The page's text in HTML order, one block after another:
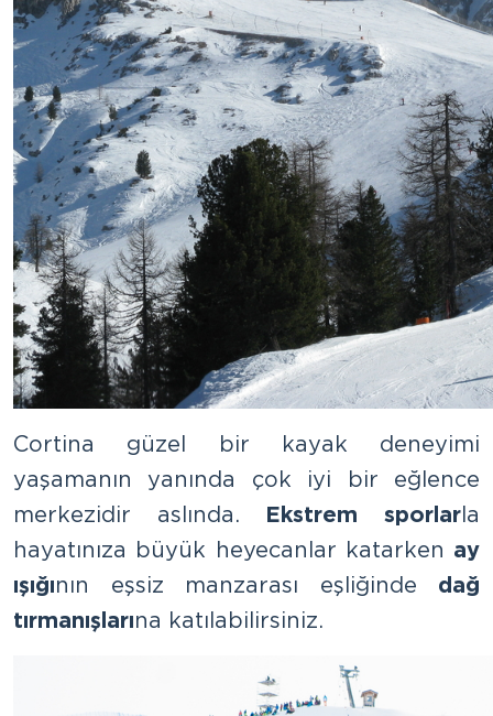
Cortina güzel bir kayak deneyimi
yaşamanın yanında çok iyi bir eğlence
merkezidir aslında. Ekstrem sporlarla
hayatınıza büyük heyecanlar katarken ay
ışığının eşsiz manzarası eşliğinde dağ
tırmanışlarına katılabilirsiniz.